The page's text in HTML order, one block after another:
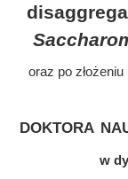
oraz po
doktora
w